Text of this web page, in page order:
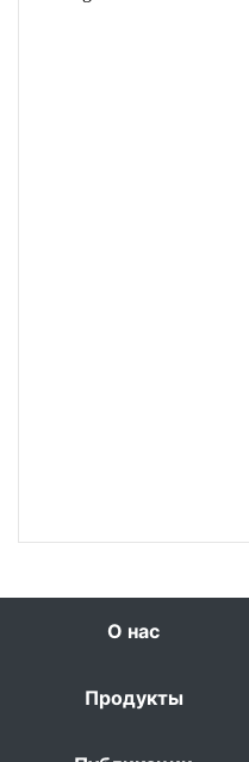
О нас
Продукты